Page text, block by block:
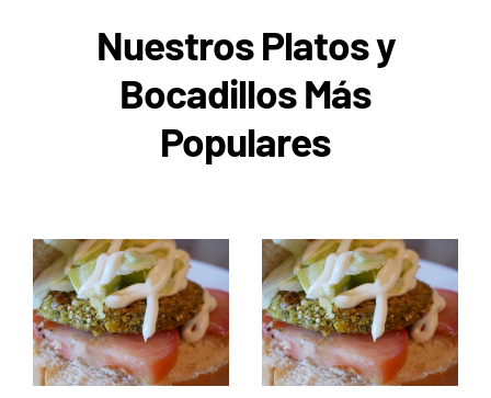
Nuestros Platos y
Bocadillos Más
Populares